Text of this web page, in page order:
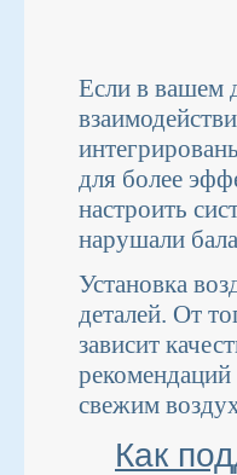
Если в вашем
для более
настроить
нарушали
Установка
деталей. От
зависит
свежим
Как